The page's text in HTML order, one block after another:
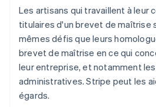
Les artisans qui travaillent à leur
titulaires d'un brevet de maîtrise
mêmes défis que leurs
brevet de maîtrise en ce qui
leur entreprise, et notamment
administratives. Stripe peut les
égards.